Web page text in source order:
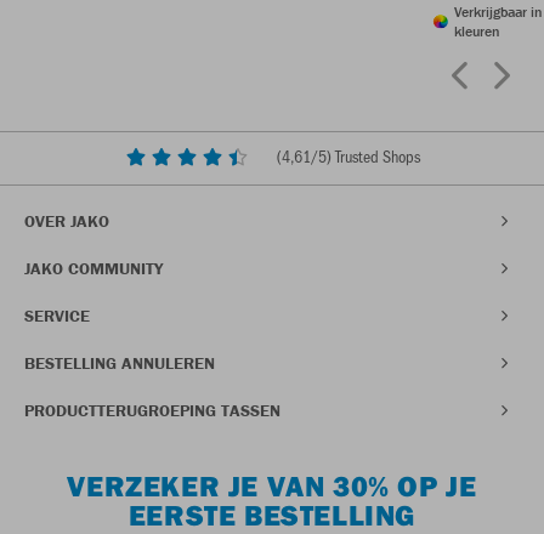
Verkrijgbaar
kleuren
(4,61/5) Trusted Shops
OVER JAKO
JAKO COMMUNITY
SERVICE
BESTELLING ANNULEREN
PRODUCTTERUGROEPING TASSEN
VERZEKER JE VAN 30% OP JE
EERSTE BESTELLING